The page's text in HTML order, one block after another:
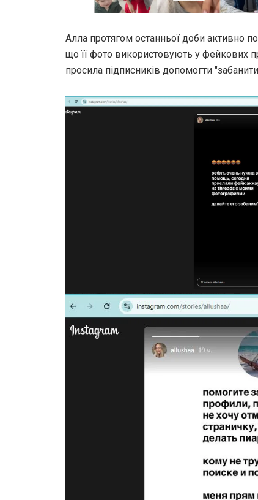
Алла протягом останньої доби активно
що її фото використовують у фейкових
просила підписників допомогти